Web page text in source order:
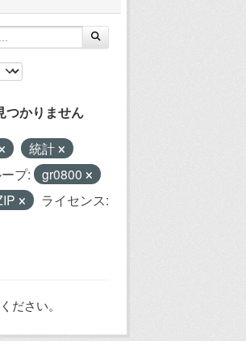
つかりません
統計
プ:
gr0800
ライセンス:
ださい。